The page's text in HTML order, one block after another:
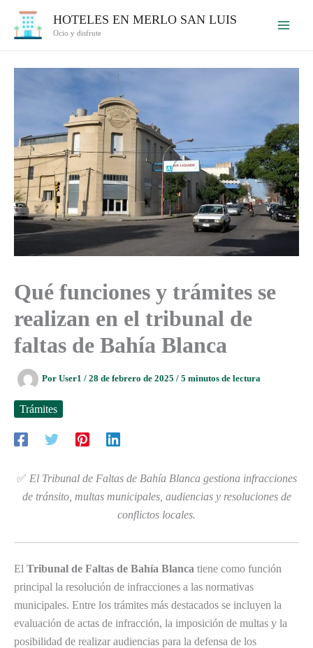
HOTELES EN MERLO SAN LUIS
Ocio y disfrute
Qué funciones y trámites se
realizan en el tribunal de
faltas de Bahía Blanca
Por User1 / 28 de febrero de 2025 / 5 minutos de lectura
Trámites
✅ El Tribunal de Faltas de Bahía Blanca gestiona infracciones
de tránsito, multas municipales, audiencias y resoluciones de
conflictos locales.
El Tribunal de Faltas de Bahía Blanca tiene como función
principal la resolución de infracciones a las normativas
municipales. Entre los trámites más destacados se incluyen la
evaluación de actas de infracción, la imposición de multas y la
posibilidad de realizar audiencias para la defensa de los